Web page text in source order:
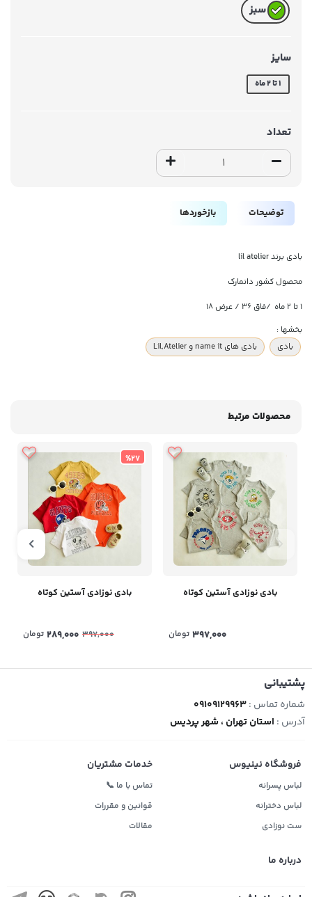
سبز
سایز
1 تا 2 ماه
تعداد
توضیحات بازخوردها
بادی برند lil atelier
محصول کشور دانمارک
۱ تا ۲ ماه /فاق 36 / عرض 18
بخشها :
بادی
بادی های name it و Lil,Atelier
محصولات مرتبط
بادی نوزادی آستین کوتاه
397,000 تومان
%27
بادی نوزادی آستین کوتاه
397,000
289,000 تومان
پشتیبانی
شماره تماس :09109129963
آدرس : استان تهران ، شهر پردیس
فروشگاه نینیوس
لباس پسرانه
لباس دخترانه
ست نوزادی
خدمات مشتریان
تماس با ما 📞
قوانین و مقررات
مقالات
درباره ما